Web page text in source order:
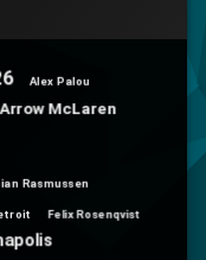
Alex Palou
Arrow McLaren
Rasmussen
Felix Rosenqvist